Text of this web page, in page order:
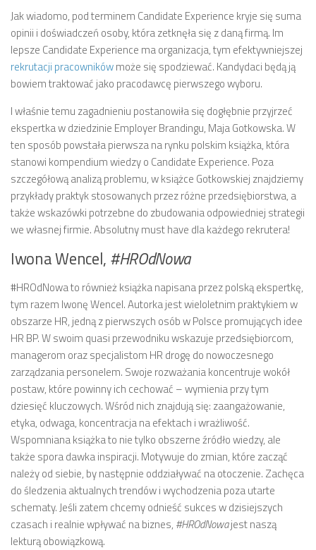
Jak wiadomo, pod terminem Candidate Experience kryje się suma
opinii i doświadczeń osoby, która zetknęła się z daną firmą. Im
lepsze Candidate Experience ma organizacja, tym efektywniejszej
rekrutacji pracownikówmoże się spodziewać. Kandydaci będą ją
bowiem traktować jako pracodawcę pierwszego wyboru.
I właśnie temu zagadnieniu postanowiła się dogłębnie przyjrzeć
ekspertka w dziedzinie Employer Brandingu, Maja Gotkowska. W
ten sposób powstała pierwsza na rynku polskim książka, która
stanowi kompendium wiedzy o Candidate Experience. Poza
szczegółową analizą problemu, w książce Gotkowskiej znajdziemy
przykłady praktyk stosowanych przez różne przedsiębiorstwa, a
także wskazówki potrzebne do zbudowania odpowiedniej strategii
we własnej firmie. Absolutny must have dla każdego rekrutera!
Iwona Wencel, #HROdNowa
#HROdNowa to również książka napisana przez polską ekspertkę,
tym razem Iwonę Wencel. Autorka jest wieloletnim praktykiem w
obszarze HR, jedną z pierwszych osób w Polsce promujących idee
HR BP. W swoim quasi przewodniku wskazuje przedsiębiorcom,
managerom oraz specjalistom HR drogę do nowoczesnego
zarządzania personelem. Swoje rozważania koncentruje wokół
postaw, które powinny ich cechować – wymienia przy tym
dziesięć kluczowych. Wśród nich znajdują się: zaangażowanie,
etyka, odwaga, koncentracja na efektach i wrażliwość.
Wspomniana książka to nie tylko obszerne źródło wiedzy, ale
także spora dawka inspiracji. Motywuje do zmian, które zacząć
należy od siebie, by następnie oddziaływać na otoczenie. Zachęca
do śledzenia aktualnych trendów i wychodzenia poza utarte
schematy. Jeśli zatem chcemy odnieść sukces w dzisiejszych
czasach i realnie wpływać na biznes, #HROdNowajest naszą
lekturą obowiązkową.